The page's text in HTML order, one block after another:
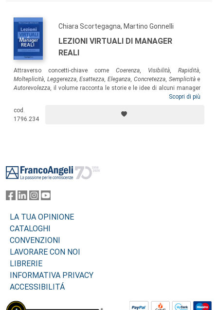
Chiara Scortegagna, Martino Gonnelli
LEZIONI VIRTUALI DI MANAGER
REALI
Attraverso concetti-chiave come Coerenza Visibilità Rapidità
Molteplicità Leggerezza,Esattezza Eleganza Concretezza, Semplicità e
Autorevolezza , il volume racconta le storie e le idee di alcuni manager
di importanti aziende italiane e internazionali, dando vita a una
quotidiana esperienza nel mondo della gestione del mercato e delle
persone.
Scopri di più
cod.
1796.234
LA TUA OPINIONE
CATALOGHI
CONVENZIONI
LAVORARE CON NOI
LIBRERIE
INFORMATIVA PRIVACY
ACCESSIBILITÁ